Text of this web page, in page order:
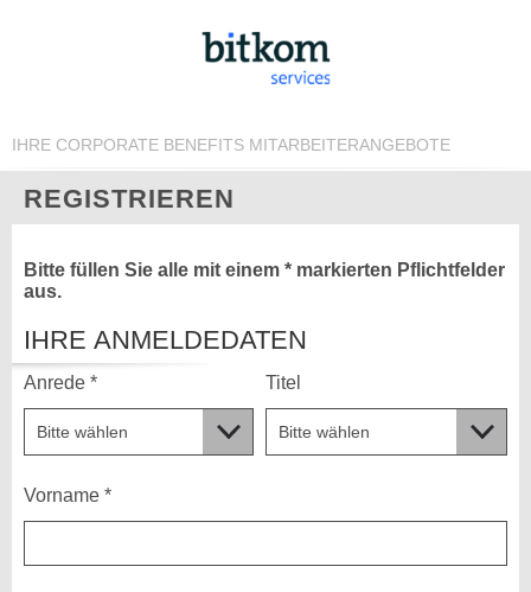
IHRE CORPORATE BENEFITS MITARBEITERANGEBOTE
REGISTRIEREN
Bitte füllen Sie alle mit einem * markierten Pflichtfelder
aus.
IHRE ANMELDEDATEN
Anrede * Titel
Vorname *